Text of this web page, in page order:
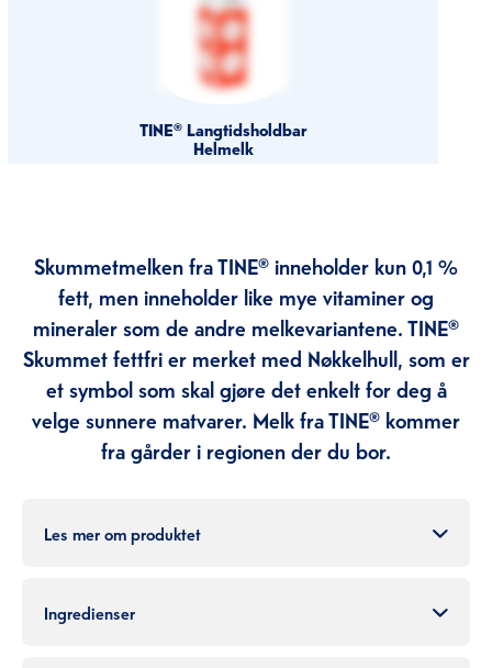
TINE® Langtidsholdbar
Helmelk
Skummetmelken fra TINE® inneholder kun 0,1 %
fett, men inneholder like mye vitaminer og
mineraler som de andre melkevariantene. TINE®
Skummet fettfri er merket med Nøkkelhull, som er
et symbol som skal gjøre det enkelt for deg å
velge sunnere matvarer. Melk fra TINE® kommer
fra gårder i regionen der du bor.
Les mer om produktet
Ingredienser